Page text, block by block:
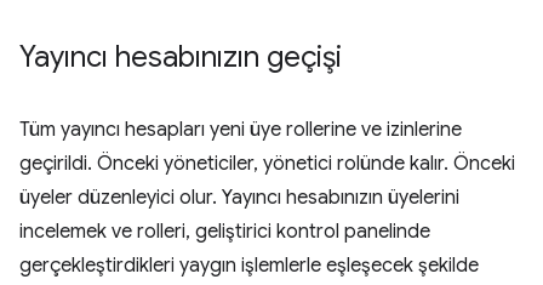
Yayıncı hesabınızın geçişi
Tüm yayıncı hesapları yeni üye rollerine ve izinlerine
geçirildi. Önceki yöneticiler, yönetici rolünde kalır. Önceki
üyeler düzenleyici olur. Yayıncı hesabınızın üyelerini
incelemek ve rolleri, geliştirici kontrol panelinde
gerçekleştirdikleri yaygın işlemlerle eşleşecek şekilde